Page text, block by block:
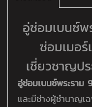
อู่ซ่อมเบนซ์
ซ่อมเมอ
เชี่ยวชาญป
อู่ซ่อมเบนซ์พระราม 9
และมีช่างผู้ชำนาญเ